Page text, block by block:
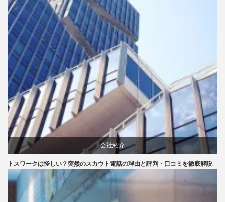
会社紹介
口コミ
トスワークは怪しい？突然のスカウト電話の理由と評判・口コミを徹底解説